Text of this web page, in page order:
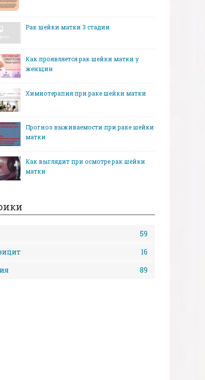
Рак шейки матки 3 стадии
Как проявляется рак шейки матки у
женщин
Химиотерапия при раке шейки матки
Прогноз выживаемости при раке шейки
матки
Как выглядит при осмотре рак шейки
матки
59
16
89